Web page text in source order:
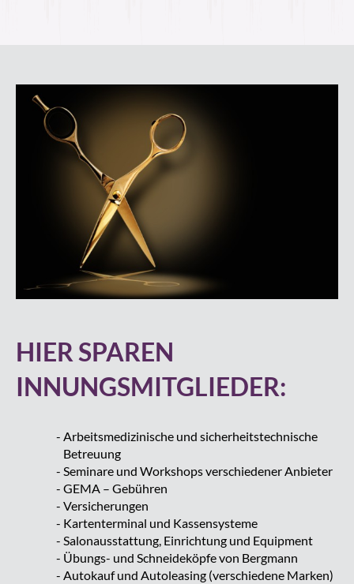
HIER SPAREN
INNUNGSMITGLIEDER:
Arbeitsmedizinische und sicherheitstechnische
Betreuung
Seminare und Workshops verschiedener Anbieter
GEMA – Gebühren
Versicherungen
Kartenterminal und Kassensysteme
Salonausstattung, Einrichtung und Equipment
Übungs- und Schneideköpfe von Bergmann
Autokauf und Autoleasing (verschiedene Marken)